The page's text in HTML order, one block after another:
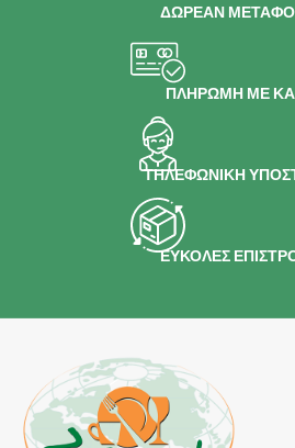
ΔΩΡΕΑΝ
ΠΛΗΡΩΜΗ ΜΕ
ΤΗΛΕΦΩΝΙΚΗ
ΕΥΚΟΛΕΣ